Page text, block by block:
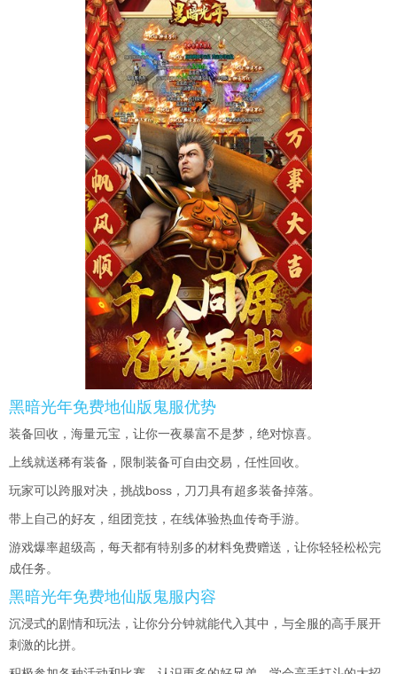
黑暗光年免费地仙版鬼服优势
装备回收，海量元宝，让你一夜暴富不是梦，绝对惊喜。
上线就送稀有装备，限制装备可自由交易，任性回收。
玩家可以跨服对决，挑战boss，刀刀具有超多装备掉落。
带上自己的好友，组团竞技，在线体验热血传奇手游。
游戏爆率超级高，每天都有特别多的材料免费赠送，让你轻轻松松完
成任务。
黑暗光年免费地仙版鬼服内容
沉浸式的剧情和玩法，让你分分钟就能代入其中，与全服的高手展开
刺激的比拼。